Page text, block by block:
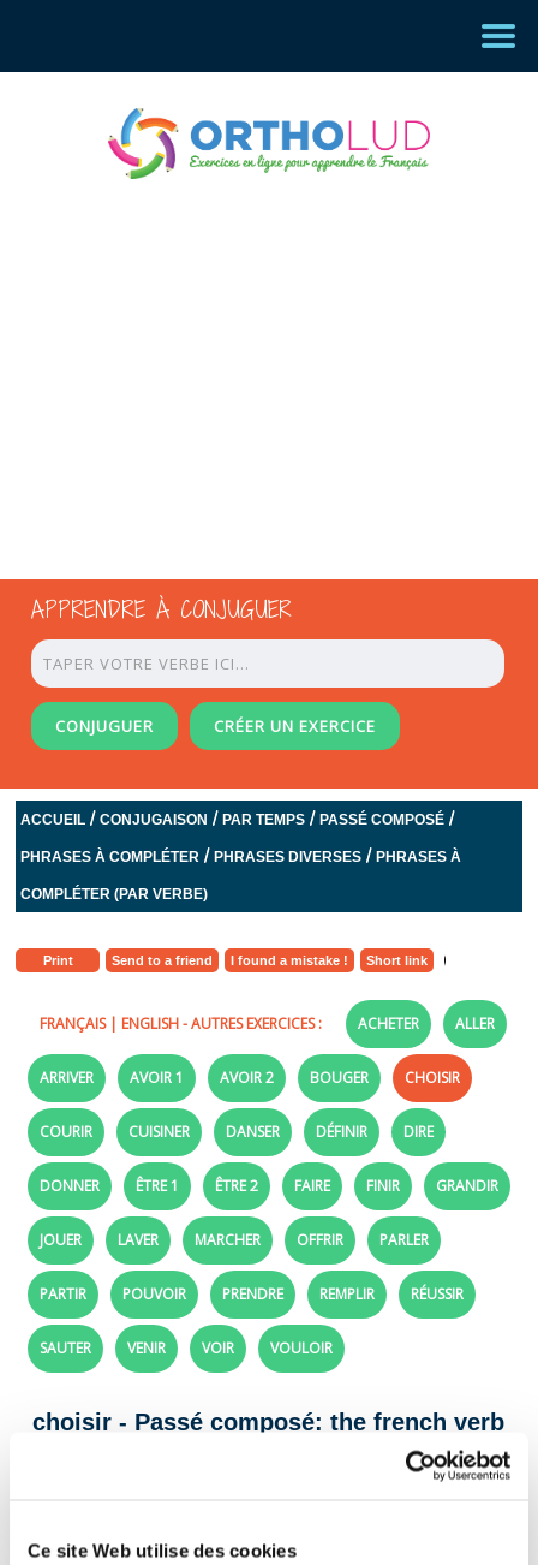
Ce site Web utilise des cookies
APPRENDRE À CONJUGUER
CONJUGUER CRÉER UN EXERCICE
ACCUEIL /CONJUGAISON /PAR TEMPS /PASSÉ COMPOSÉ /
PHRASES À COMPLÉTER /PHRASES DIVERSES /PHRASES À
COMPLÉTER (PAR VERBE)
Print Send to a friend I found a mistake ! Short link
FRANÇAIS| ENGLISH- AUTRES EXERCICES : ACHETER ALLER
ARRIVER AVOIR 1 AVOIR 2 BOUGER CHOISIR
COURIR CUISINER DANSER DÉFINIR DIRE
DONNER ÊTRE 1 ÊTRE 2 FAIRE FINIR GRANDIR
JOUER LAVER MARCHER OFFRIR PARLER
PARTIR POUVOIR PRENDRE REMPLIR RÉUSSIR
SAUTER VENIR VOIR VOULOIR
choisir - Passé composé: the french verb
french verb choisir in the perfect tense.